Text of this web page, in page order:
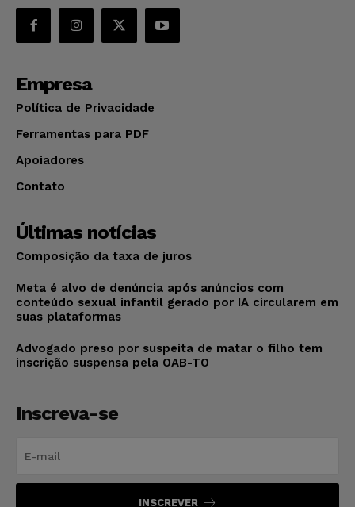
Empresa
Política de Privacidade
Ferramentas para PDF
Apoiadores
Contato
Últimas notícias
Composição da taxa de juros
Meta é alvo de denúncia após anúncios com
conteúdo sexual infantil gerado por IA circularem em
suas plataformas
Advogado preso por suspeita de matar o filho tem
inscrição suspensa pela OAB-TO
Inscreva-se
INSCREVER